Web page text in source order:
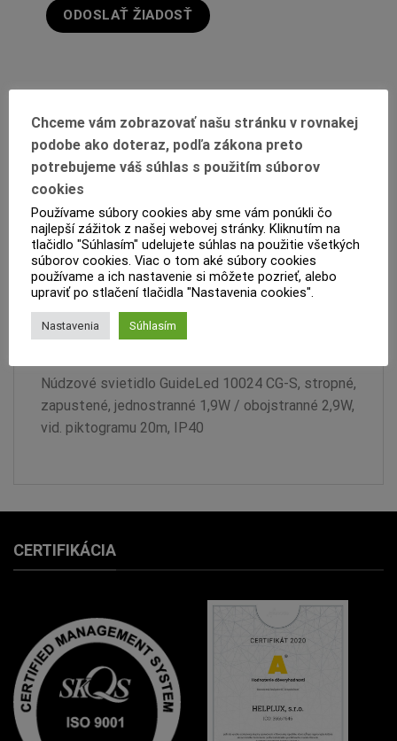
POPIS
ĎALŠIE INFORMÁCIE
PRODUKTOVÝ LIST
RECENZIE (0)
Núdzové svietidlo GuideLed 10024 CG-S, stropné,
zapustené, jednostranné 1,9W / obojstranné 2,9W,
vid. piktogramu 20m, IP40
CERTIFIKÁCIA
Chceme vám zobrazovať našu stránku v rovnakej
podobe ako doteraz, podľa zákona preto
potrebujeme váš súhlas s použitím súborov
cookies
Používame súbory cookies aby sme vám ponúkli čo
najlepší zážitok z našej webovej stránky. Kliknutím na
tlačidlo "Súhlasím" udelujete súhlas na použitie všetkých
súborov cookies. Viac o tom aké súbory cookies
používame a ich nastavenie si môžete pozrieť, alebo
upraviť po stlačení tlačidla "Nastavenia cookies".
Nastavenia Súhlasím